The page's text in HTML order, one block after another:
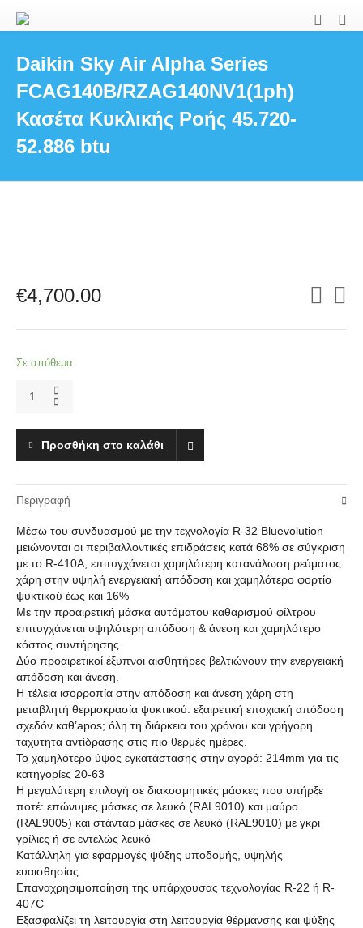
Daikin Sky Air Alpha Series
FCAG140B/RZAG140NV1(1ph)
Κασέτα Κυκλικής Ροής 45.720-
52.886 btu
€4,700.00
Σε απόθεμα
Sky
Series
Κασέτα
Κυκλικής
45.720-
52.886
btu
quantity
Προσθήκη στο καλάθι
Περιγραφή
Μέσω του συνδυασμού με την τεχνολογία R-32 Bluevolution
μειώνονται οι περιβαλλοντικές επιδράσεις κατά 68% σε σύγκριση
με το R-410A, επιτυγχάνεται χαμηλότερη κατανάλωση ρεύματος
χάρη στην υψηλή ενεργειακή απόδοση και χαμηλότερο φορτίο
ψυκτικού έως και 16%
Με την προαιρετική μάσκα αυτόματου καθαρισμού φίλτρου
επιτυγχάνεται υψηλότερη απόδοση & άνεση και χαμηλότερο
κόστος συντήρησης.
Δύο προαιρετικοί έξυπνοι αισθητήρες βελτιώνουν την ενεργειακή
απόδοση και άνεση.
Η τέλεια ισορροπία στην απόδοση και άνεση χάρη στη
μεταβλητή θερμοκρασία ψυκτικού: εξαιρετική εποχιακή απόδοση
σχεδόν καθ’apos; όλη τη διάρκεια του χρόνου και γρήγορη
ταχύτητα αντίδρασης στις πιο θερμές ημέρες.
Το χαμηλότερο ύψος εγκατάστασης στην αγορά: 214mm για τις
κατηγορίες 20-63
Η μεγαλύτερη επιλογή σε διακοσμητικές μάσκες που υπήρξε
ποτέ: επώνυμες μάσκες σε λευκό (RAL9010) και μαύρο
(RAL9005) και στάνταρ μάσκες σε λευκό (RAL9010) με γκρι
γρίλιες ή σε εντελώς λευκό
Κατάλληλη για εφαρμογές ψύξης υποδομής, υψηλής
ευαισθησίας
Επαναχρησιμοποίηση της υπάρχουσας τεχνολογίας R-22 ή R-
407C
Εξασφαλίζει τη λειτουργία στη λειτουργία θέρμανσης και ψύξης